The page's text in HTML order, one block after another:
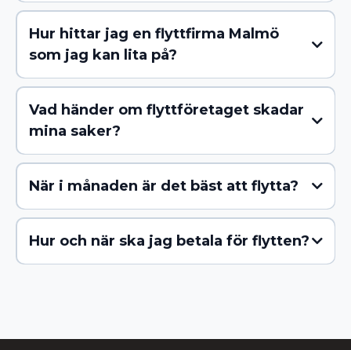
kontakta oss
Helsingborg Lund Landskrona Höllviken Falsterbo
Bjärred Bunkeflostrand Bårslöv
Furulund
Hittarp
Oxie Påarp Rydebäck Tygelsjö Ödåkra Trelleborg
Kävlinge Staffanstorp Vellinge Åkarp
Hur hittar jag en flyttfirma Malmö
som jag kan lita på?
Vad händer om flyttföretaget skadar
mina saker?
När i månaden är det bäst att flytta?
Hur och när ska jag betala för flytten?